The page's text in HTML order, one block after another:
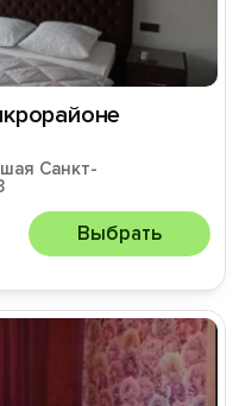
Санкт-
Выбрать